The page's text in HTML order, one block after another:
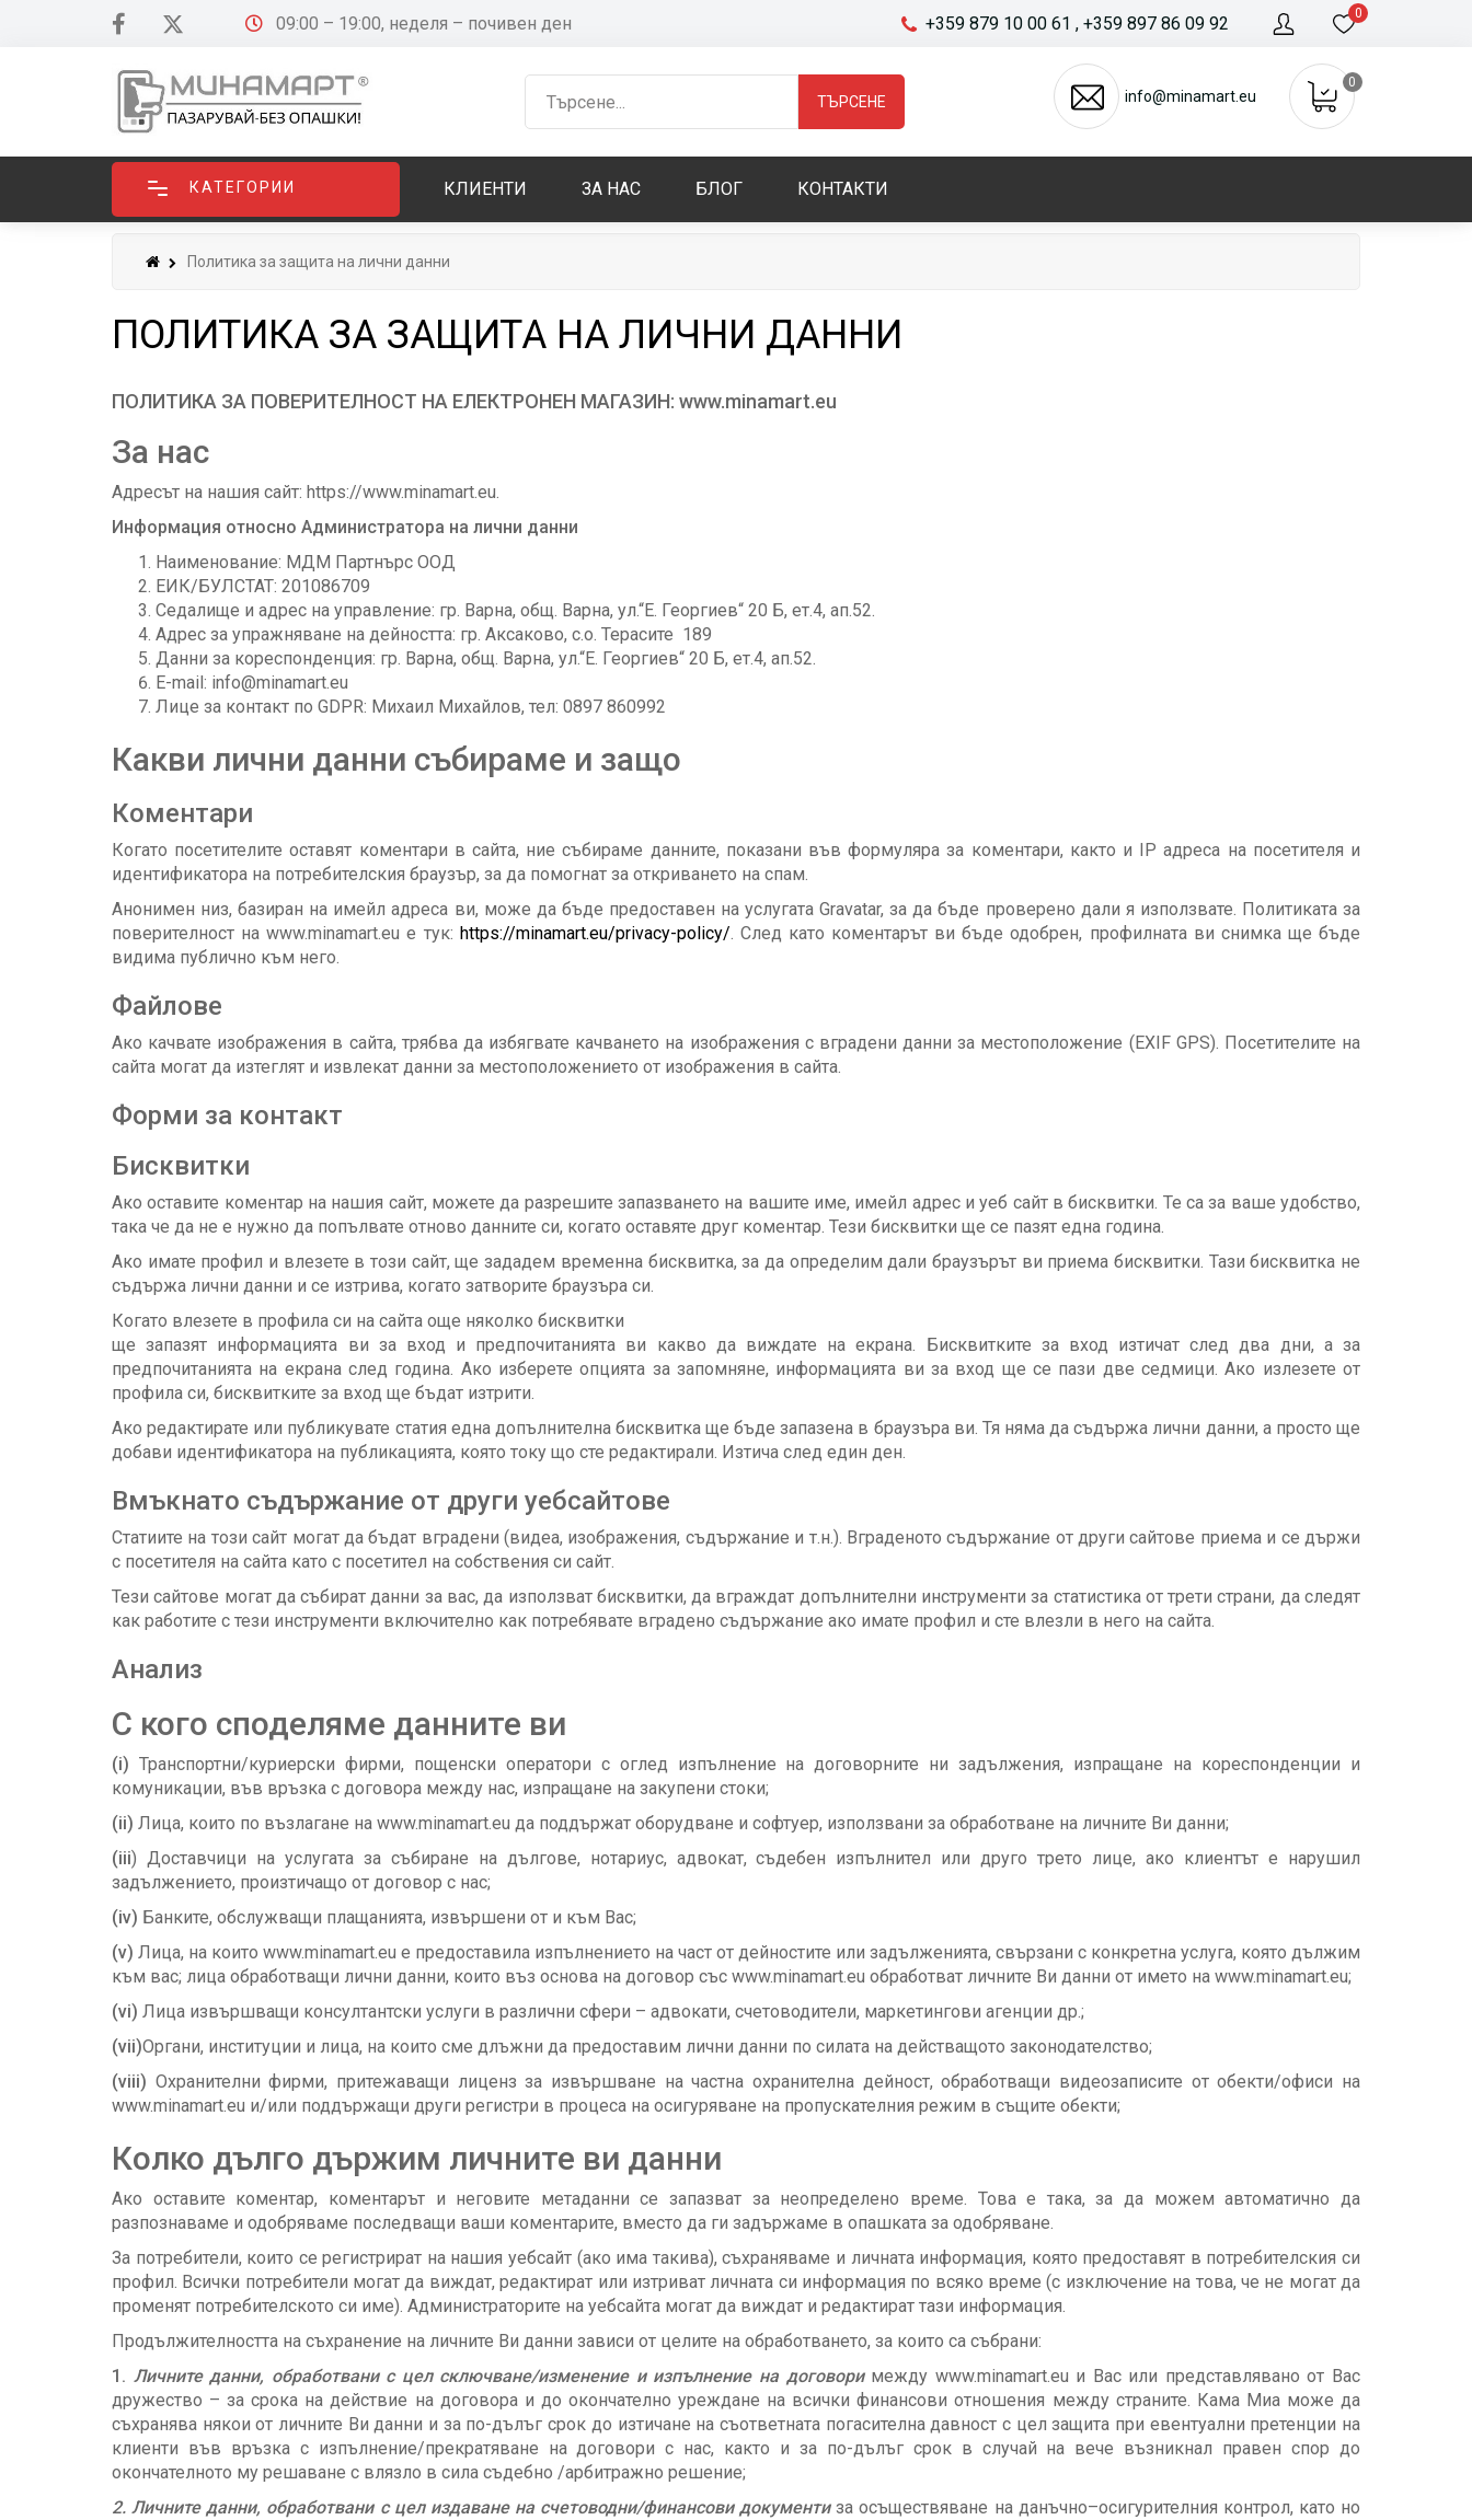
09:00 – 19:00, неделя – почивен ден 0
+359 879 10 00 61 , +359 897 86 09 92
ТЪРСЕНЕ info@minamart.eu
0
КАТЕГОРИИ КЛИЕНТИ ЗА НАС БЛОГ КОНТАКТИ
Политика за защита на лични данни
ПОЛИТИКА ЗА ЗАЩИТА НА ЛИЧНИ ДАННИ
ПОЛИТИКА ЗА ПОВЕРИТЕЛНОСТ НА ЕЛЕКТРОНЕН МАГАЗИН: www.minamart.eu
За нас
Адресът на нашия сайт: https://www.minamart.eu.
Информация относно Администратора на лични данни
Наименование: МДМ Партнърс ООД
ЕИК/БУЛСТАТ: 201086709
Седалище и адрес на управление: гр. Варна, общ. Варна, ул.“Е. Георгиев“ 20 Б, ет.4, ап.52.
Адрес за упражняване на дейността: гр. Аксаково, с.о. Терасите 189
Данни за кореспонденция: гр. Варна, общ. Варна, ул.“Е. Георгиев“ 20 Б, ет.4, ап.52.
E-mail: info@minamart.eu
Лице за контакт по GDPR: Михаил Михайлов, тел: 0897 860992
Какви лични данни събираме и защо
Коментари
Когато посетителите оставят коментари в сайта, ние събираме данните, показани във формуляра за коментари, както и IP адреса на посетителя и
идентификатора на потребителския браузър, за да помогнат за откриването на спам.
Анонимен низ, базиран на имейл адреса ви, може да бъде предоставен на услугата Gravatar, за да бъде проверено дали я използвате. Политиката за
поверителност на www.minamart.eu е тук: https://minamart.eu/privacy-policy/. След като коментарът ви бъде одобрен, профилната ви снимка ще бъде
видима публично към него.
Файлове
Ако качвате изображения в сайта, трябва да избягвате качването на изображения с вградени данни за местоположение (EXIF GPS). Посетителите на
сайта могат да изтеглят и извлекат данни за местоположението от изображения в сайта.
Форми за контакт
Бисквитки
Ако оставите коментар на нашия сайт, можете да разрешите запазването на вашите име, имейл адрес и уеб сайт в бисквитки. Те са за ваше удобство,
така че да не е нужно да попълвате отново данните си, когато оставяте друг коментар. Тези бисквитки ще се пазят една година.
Ако имате профил и влезете в този сайт, ще зададем временна бисквитка, за да определим дали браузърът ви приема бисквитки. Тази бисквитка не
съдържа лични данни и се изтрива, когато затворите браузъра си.
Когато влезете в профила си на сайта още няколко бисквитки
ще запазят информацията ви за вход и предпочитанията ви какво да виждате на екрана. Бисквитките за вход изтичат след два дни, а за
предпочитанията на екрана след година. Ако изберете опцията за запомняне, информацията ви за вход ще се пази две седмици. Ако излезете от
профила си, бисквитките за вход ще бъдат изтрити.
Ако редактирате или публикувате статия една допълнителна бисквитка ще бъде запазена в браузъра ви. Тя няма да съдържа лични данни, а просто ще
добави идентификатора на публикацията, която току що сте редактирали. Изтича след един ден.
Вмъкнато съдържание от други уебсайтове
Статиите на този сайт могат да бъдат вградени (видеа, изображения, съдържание и т.н.). Вграденото съдържание от други сайтове приема и се държи
с посетителя на сайта като с посетител на собствения си сайт.
Тези сайтове могат да събират данни за вас, да използват бисквитки, да вграждат допълнителни инструменти за статистика от трети страни, да следят
как работите с тези инструменти включително как потребявате вградено съдържание ако имате профил и сте влезли в него на сайта.
Анализ
С кого споделяме данните ви
(i) Транспортни/куриерски фирми, пощенски оператори с оглед изпълнение на договорните ни задължения, изпращане на кореспонденции и
комуникации, във връзка с договора между нас, изпращане на закупени стоки;
(ii) Лица, които по възлагане на www.minamart.eu да поддържат оборудване и софтуер, използвани за обработване на личните Ви данни;
(iii) Доставчици на услугата за събиране на дългове, нотариус, адвокат, съдебен изпълнител или друго трето лице, ако клиентът е нарушил
задължението, произтичащо от договор с нас;
(iv) Банките, обслужващи плащанията, извършени от и към Вас;
(v) Лица, на които www.minamart.eu е предоставила изпълнението на част от дейностите или задълженията, свързани с конкретна услуга, която дължим
към вас; лица обработващи лични данни, които въз основа на договор със www.minamart.eu обработват личните Ви данни от името на www.minamart.eu;
(vi) Лица извършващи консултантски услуги в различни сфери – адвокати, счетоводители, маркетингови агенции др.;
(vii)Органи, институции и лица, на които сме длъжни да предоставим лични данни по силата на действащото законодателство;
(viii) Охранителни фирми, притежаващи лиценз за извършване на частна охранителна дейност, обработващи видеозаписите от обекти/офиси на
www.minamart.eu и/или поддържащи други регистри в процеса на осигуряване на пропускателния режим в същите обекти;
Колко дълго държим личните ви данни
Ако оставите коментар, коментарът и неговите метаданни се запазват за неопределено време. Това е така, за да можем автоматично да
разпознаваме и одобряваме последващи ваши коментарите, вместо да ги задържаме в опашката за одобряване.
За потребители, които се регистрират на нашия уебсайт (ако има такива), съхраняваме и личната информация, която предоставят в потребителския си
профил. Всички потребители могат да виждат, редактират или изтриват личната си информация по всяко време (с изключение на това, че не могат да
променят потребителското си име). Администраторите на уебсайта могат да виждат и редактират тази информация.
Продължителността на съхранение на личните Ви данни зависи от целите на обработването, за които са събрани:
1. Личните данни, обработвани с цел сключване/изменение и изпълнение на договори между www.minamart.eu и Вас или представлявано от Вас
дружество – за срока на действие на договора и до окончателно уреждане на всички финансови отношения между страните. Кама Миа може да
съхранява някои от личните Ви данни и за по-дълъг срок до изтичане на съответната погасителна давност с цел защита при евентуални претенции на
клиенти във връзка с изпълнение/прекратяване на договори с нас, както и за по-дълъг срок в случай на вече възникнал правен спор до
окончателното му решаване с влязло в сила съдебно /арбитражно решение;
2. Личните данни, обработвани с цел издаване на счетоводни/финансови документиза осъществяване на данъчно–осигурителния контрол, като но